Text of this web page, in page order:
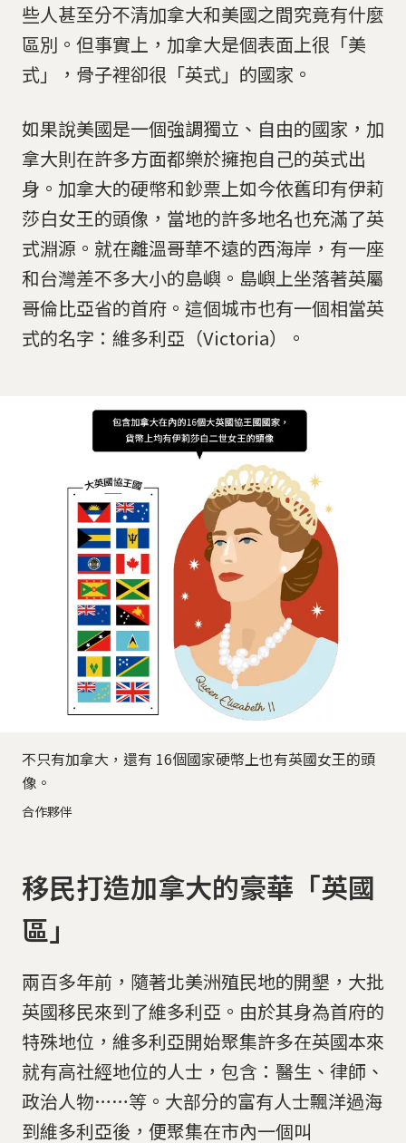
些人甚至分不清加拿大和美國之間究竟有什麼
區別。但事實上，加拿大是個表面上很「美
式」，骨子裡卻很「英式」的國家。
如果說美國是一個強調獨立、自由的國家，加
拿大則在許多方面都樂於擁抱自己的英式出
身。加拿大的硬幣和鈔票上如今依舊印有伊莉
莎白女王的頭像，當地的許多地名也充滿了英
式淵源。就在離溫哥華不遠的西海岸，有一座
和台灣差不多大小的島嶼。島嶼上坐落著英屬
哥倫比亞省的首府。這個城市也有一個相當英
式的名字：維多利亞（Victoria）。
不只有加拿大，還有 16個國家硬幣上也有英國女王的頭
像。
合作夥伴
移民打造加拿大的豪華「英國
區」
兩百多年前，隨著北美洲殖民地的開墾，大批
英國移民來到了維多利亞。由於其身為首府的
特殊地位，維多利亞開始聚集許多在英國本來
就有高社經地位的人士，包含：醫生、律師、
政治人物……等。大部分的富有人士飄洋過海
到維多利亞後，便聚集在市內一個叫